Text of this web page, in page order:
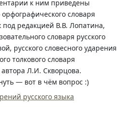
к ним приведены
словаря
под редакцией В.В. Лопатина,
словаря русского
русского словесного ударения
толкового словаря
Л.И. Скворцова.
— вот в чём вопрос :)
русского языка